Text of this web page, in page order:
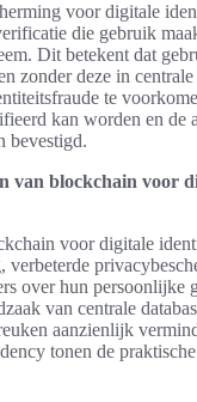
voor digitale
die gebruik
Dit betekent dat
zonder deze in centrale
te
kan worden en de
bevestigd.
van blockchain voor
voor digitale
over hun persoonlijke
van centrale
aanzienlijk
tonen de